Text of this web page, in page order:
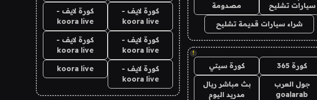
سيارات تشليح
مصدومة
شراء سيارات قديمة تشليح
!
كورة 365 كورة سيتي
جول العرب
goalarab
بث مباشر ريال
مدريد اليوم
كورة لايف -
koora live
كورة لايف -
koora live
كورة لايف -
koora live
كورة لايف -
koora live
كورة لايف -
koora live
koora live